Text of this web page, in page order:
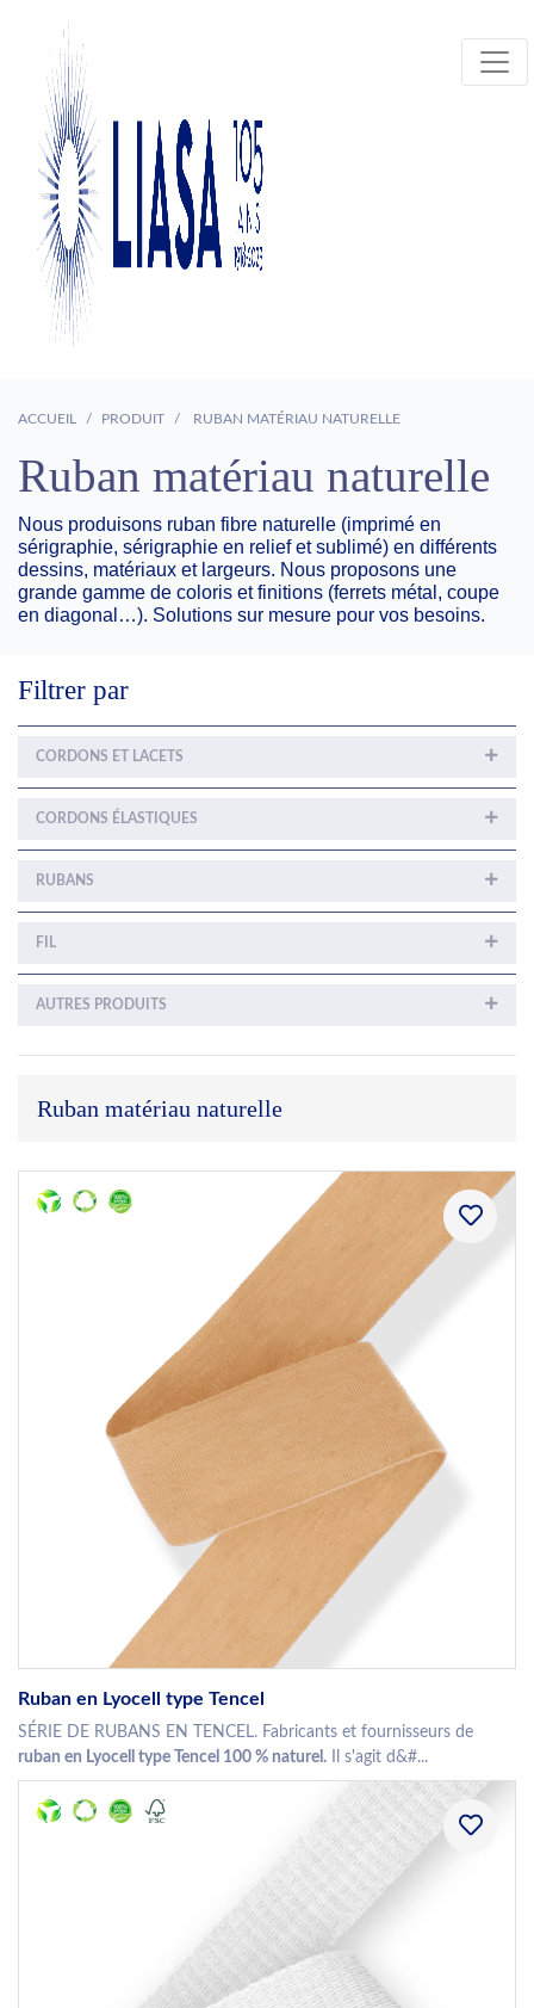
ACCUEIL PRODUIT RUBAN MATÉRIAU NATURELLE
Ruban matériau naturelle
Nous produisons ruban fibre naturelle (imprimé en
sérigraphie, sérigraphie en relief et sublimé) en différents
dessins, matériaux et largeurs. Nous proposons une
grande gamme de coloris et finitions (ferrets métal, coupe
en diagonal…). Solutions sur mesure pour vos besoins.
Filtrer par
CORDONS ET LACETS
CORDONS ÉLASTIQUES
RUBANS
FIL
AUTRES PRODUITS
Ruban matériau naturelle
Ruban en Lyocell type Tencel
SÉRIE DE RUBANS EN TENCEL. Fabricants et fournisseurs de
ruban en Lyocell type Tencel 100 % naturel. Il s'agit d&#...